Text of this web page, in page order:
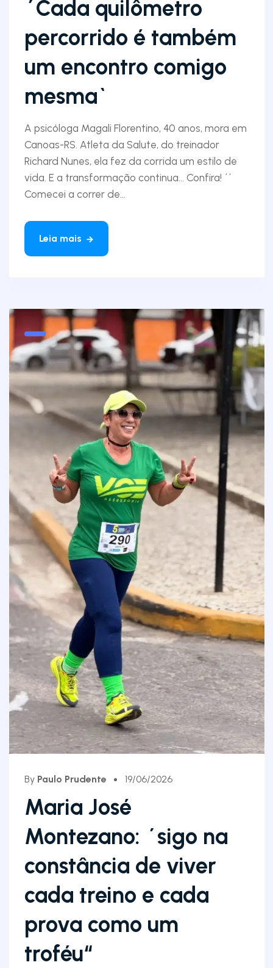
´Cada quilômetro
percorrido é também
um encontro comigo
mesma`
A psicóloga Magali Florentino, 40 anos, mora em
Canoas-RS. Atleta da Salute, do treinador
Richard Nunes, ela fez da corrida um estilo de
vida. E a transformação continua... Confira! ´´
Comecei a correr de...
Leia mais
By Paulo Prudente 19/06/2026
Maria José
Montezano: ´sigo na
constância de viver
cada treino e cada
prova como um
troféu“